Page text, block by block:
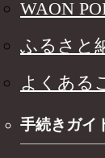
WAON
ふるさと
よくある
手続きガイ